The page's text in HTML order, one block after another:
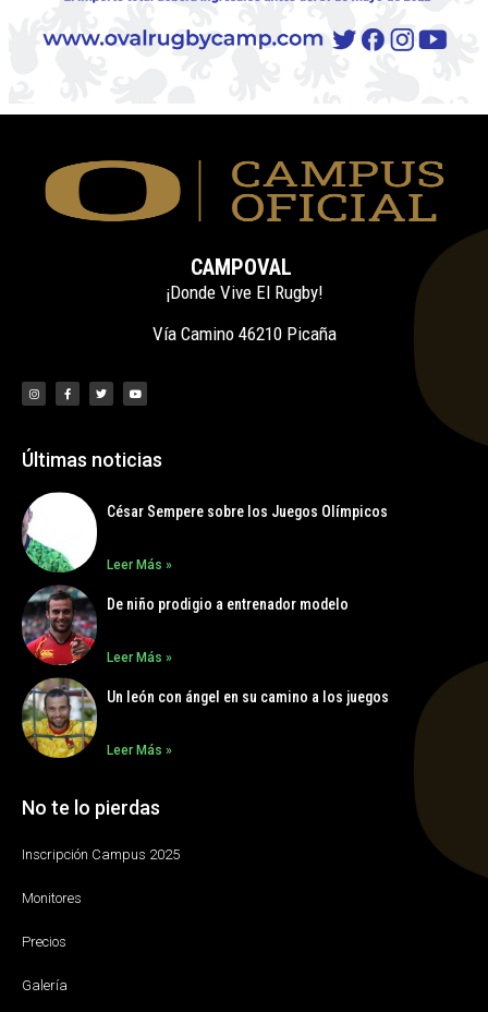
CAMPOVAL
¡Donde Vive El Rugby!
Vía Camino 46210 Picaña
Últimas noticias
César Sempere sobre los Juegos Olímpicos
Leer Más »
De niño prodigio a entrenador modelo
Leer Más »
Un león con ángel en su camino a los juegos
Leer Más »
No te lo pierdas
Inscripción Campus 2025
Monitores
Precios
Galería